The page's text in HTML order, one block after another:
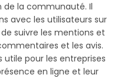
de la communauté. Il
avec les utilisateurs sur
suivre les mentions et
et les avis.
pour les entreprises
en ligne et leur